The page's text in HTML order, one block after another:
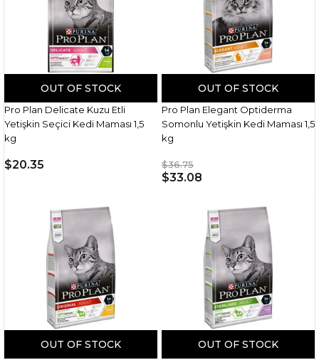
OUT OF STOCK
Pro Plan Delicate Kuzu Etli
Yetişkin Seçici Kedi Maması 1,5
kg
$20.35
OUT OF STOCK
Pro Plan Elegant Optiderma
Somonlu Yetişkin Kedi Maması 1,5
kg
$36.75
$33.08
OUT OF STOCK OUT OF STOCK